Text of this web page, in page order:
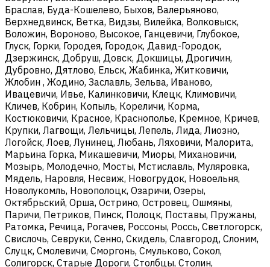
Браслав, Буда-Кошелево, Быхов, Валерьяново,
Верхнедвинск, Ветка, Видзы, Вилейка, Волковыск,
Воложин, Вороново, Высокое, Ганцевичи, Глубокое,
Глуск, Горки, Городея, Городок, Давид-Городок,
Дзержинск, Добруш, Довск, Докшицы, Дрогичин,
Дубровно, Дятлово, Ельск, Жабинка, Житковичи,
Жлобин , Жодино, Заславль, Зельва, Иваново,
Ивацевичи, Ивье, Калинковичи, Клецк, Климовичи,
Кличев, Кобрин, Копыль, Кореличи, Корма,
Костюковичи, Красное, Краснополье, Кремное, Кричев,
Крупки, Лагвощи, Лельчицы, Лепель, Лида, Лиозно,
Логойск, Лоев, Лунинец, Любань, Ляховичи, Малорита,
Марьина Горка, Микашевичи, Миоры, Михановичи,
Мозырь, Молодечно, Мосты, Мстиславль, Муляровка,
Мядель, Наровля, Несвиж, Новогрудок, Новоельня,
Новолукомль, Новополоцк, Озаричи, Озеры,
Октябрьский, Орша, Острино, Островец, Ошмяны,
Паричи, Петриков, Пинск, Полоцк, Поставы, Пружаны,
Ратомка, Речица, Рогачев, Россоны, Россь, Светлогорск,
Свислочь, Севруки, Сенно, Скидель, Славгород, Слоним,
Слуцк, Смолевичи, Сморгонь, Смульково, Сокол,
Солигорск, Старые Дороги, Столбцы, Столин,